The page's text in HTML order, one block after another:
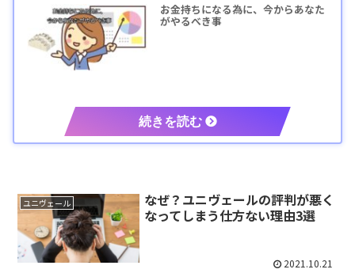
お金持ちになる為に、今からあなた
がやるべき事
ユニヴェール
なぜ？ユニヴェールの評判が悪く
なってしまう仕方ない理由3選
2021.10.21